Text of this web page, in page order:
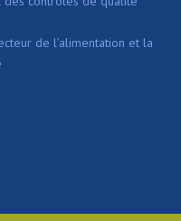
de l’alimentation et la